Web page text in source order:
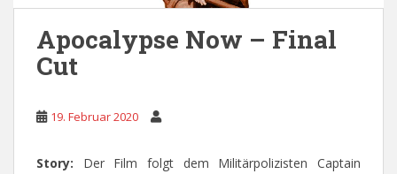
Apocalypse Now – Final
Cut
19. Februar 2020
Story: Der Film folgt dem Militärpolizisten Captain